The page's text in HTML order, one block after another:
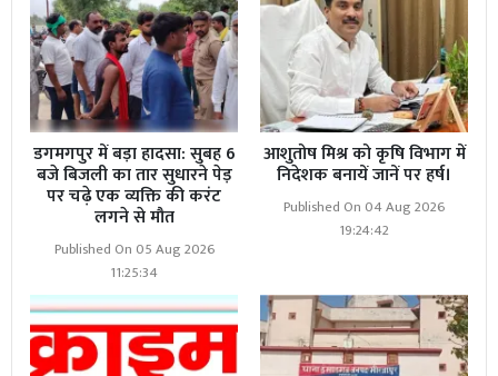
डगमगपुर में बड़ा हादसा: सुबह 6
बजे बिजली का तार सुधारने पेड़
पर चढ़े एक व्यक्ति की करंट
लगने से मौत
Published On 05 Aug 2026
11:25:34
आशुतोष मिश्र को कृषि विभाग में
निदेशक बनायें जानें पर हर्ष।
Published On 04 Aug 2026
19:24:42